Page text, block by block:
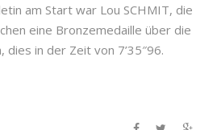
am Start war Lou SCHMIT, die
eine Bronzemedaille über die
dies in der Zeit von 7’35″96.